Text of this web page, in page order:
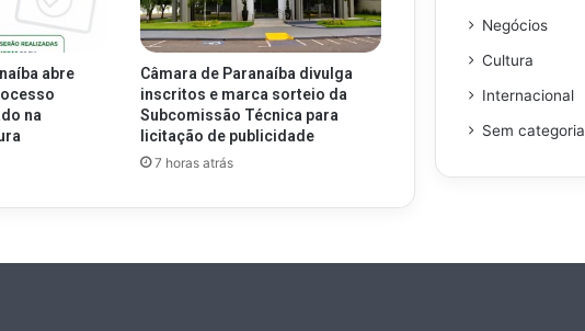
abre
na
Câmara de Paranaíba divulga
inscritos e marca sorteio da
Subcomissão Técnica para
licitação de publicidade
7 horas atrás
Negócios
Cultura
Internacional
Sem categoria